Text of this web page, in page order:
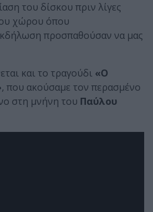
του δίσκου πριν λίγες
χώρου όπου
προσπαθούσαν να μας
και το τραγούδι «Ο
, που ακούσαμε τον περασμένο
στη μνήνη του Παύλου